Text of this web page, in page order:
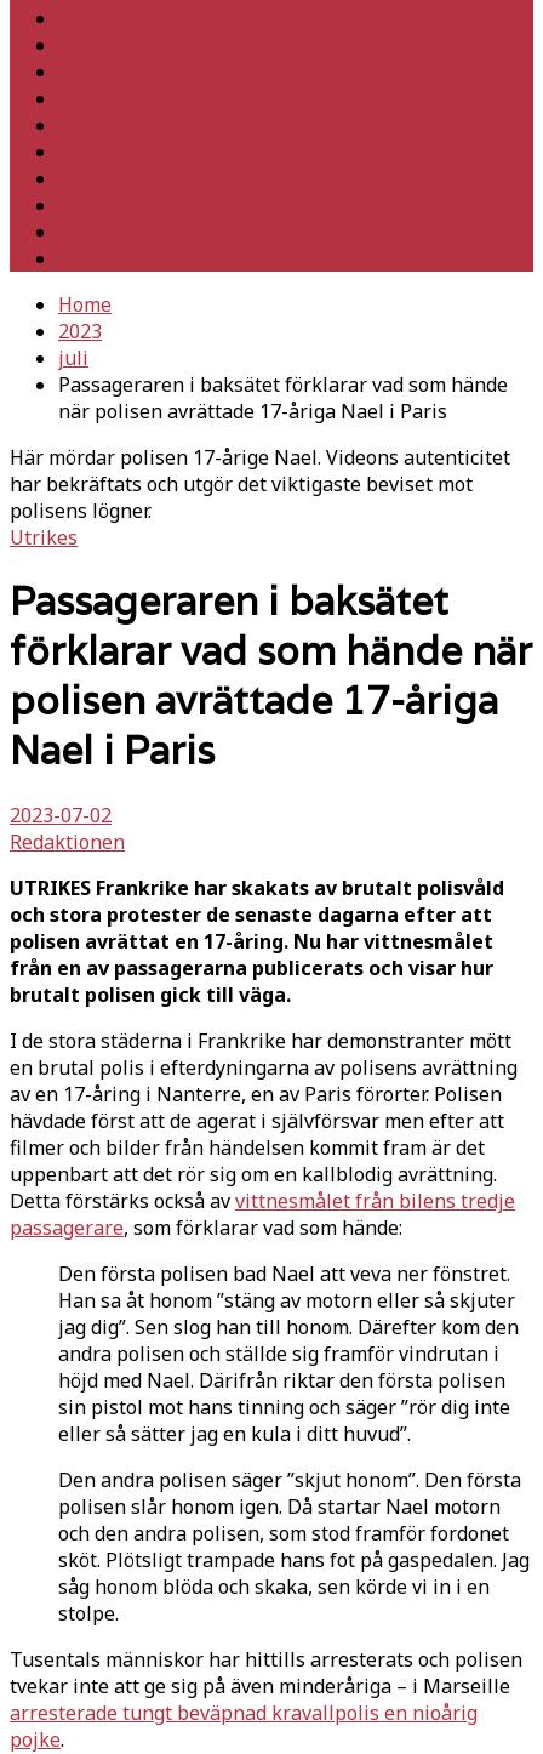
Home
2023
juli
Passageraren i baksätet förklarar vad som hände
när polisen avrättade 17-åriga Nael i Paris
Här mördar polisen 17-årige Nael. Videons autenticitet
har bekräftats och utgör det viktigaste beviset mot
polisens lögner.
Utrikes
Passageraren i baksätet
förklarar vad som hände när
polisen avrättade 17-åriga
Nael i Paris
2023-07-02
Redaktionen
UTRIKES Frankrike har skakats av brutalt polisvåld
och stora protester de senaste dagarna efter att
polisen avrättat en 17-åring. Nu har vittnesmålet
från en av passagerarna publicerats och visar hur
brutalt polisen gick till väga.
I de stora städerna i Frankrike har demonstranter mött
en brutal polis i efterdyningarna av polisens avrättning
av en 17-åring i Nanterre, en av Paris förorter. Polisen
hävdade först att de agerat i självförsvar men efter att
filmer och bilder från händelsen kommit fram är det
uppenbart att det rör sig om en kallblodig avrättning.
Detta förstärks också avvittnesmålet från bilens tredje
passagerare, som förklarar vad som hände:
Den första polisen bad Nael att veva ner fönstret.
Han sa åt honom ”stäng av motorn eller så skjuter
jag dig”. Sen slog han till honom. Därefter kom den
andra polisen och ställde sig framför vindrutan i
höjd med Nael. Därifrån riktar den första polisen
sin pistol mot hans tinning och säger ”rör dig inte
eller så sätter jag en kula i ditt huvud”.
Den andra polisen säger ”skjut honom”. Den första
polisen slår honom igen. Då startar Nael motorn
och den andra polisen, som stod framför fordonet
sköt. Plötsligt trampade hans fot på gaspedalen. Jag
såg honom blöda och skaka, sen körde vi in i en
stolpe.
Tusentals människor har hittills arresterats och polisen
tvekar inte att ge sig på även minderåriga – i Marseille
arresterade tungt beväpnad kravallpolis en nioårig
pojke.